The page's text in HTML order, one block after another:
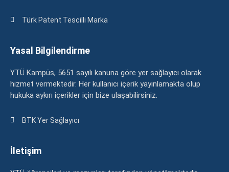
Türk Patent Tescilli Marka
Yasal Bilgilendirme
YTÜ Kampüs, 5651 sayılı kanuna göre yer sağlayıcı olarak
hizmet vermektedir. Her kullanıcı içerik yayınlamakta olup
hukuka aykırı içerikler için bize ulaşabilirsiniz.
BTK Yer Sağlayıcı
İletişim